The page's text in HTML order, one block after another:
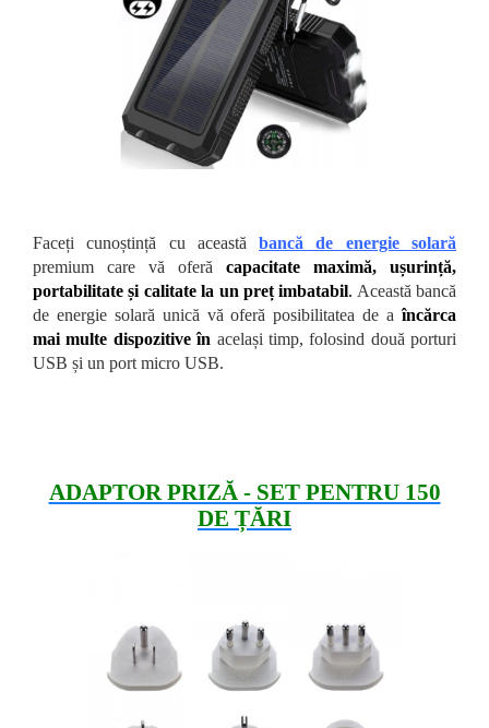
Faceți cunoștință cu aceastăbancă de energie solară
premium care vă oferă capacitate maximă, ușurință,
portabilitate și calitate la un preț imbatabil. Această bancă
de energie solară unică vă oferă posibilitatea de aîncărca
mai multe dispozitive în același timp, folosind două porturi
USB și un port micro USB.
ADAPTOR PRIZĂ - SET PENTRU 150
DE ȚĂRI